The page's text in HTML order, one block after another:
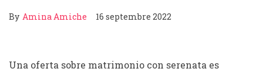
By Amina Amiche 16 septembre 2022
Una oferta sobre matrimonio con serenata es